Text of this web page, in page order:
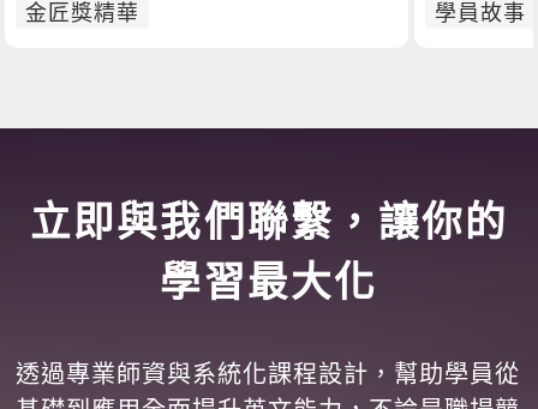
金匠獎精華 學員故事
立即與我們聯繫，讓你的
學習最大化
透過專業師資與系統化課程設計，幫助學員從